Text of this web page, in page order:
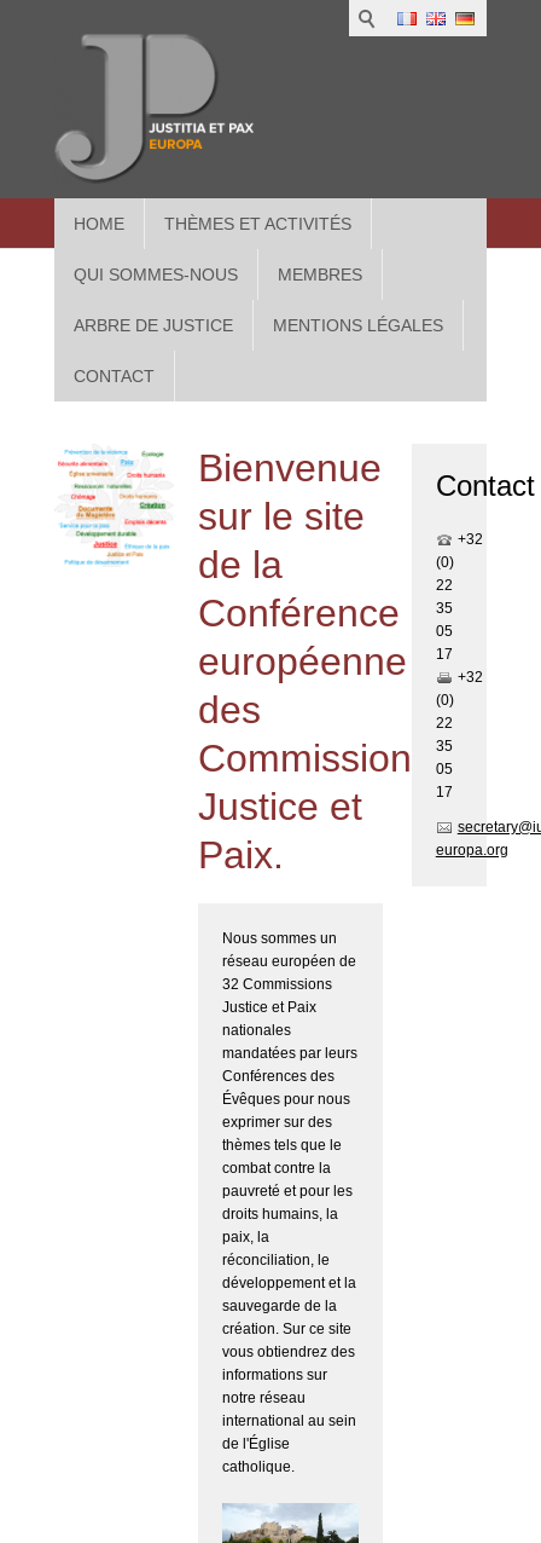
HOME THÈMES ET ACTIVITÉS
QUI SOMMES-NOUS MEMBRES
ARBRE DE JUSTICE MENTIONS LÉGALES
CONTACT
in
Bienvenue
sur le site
de la
Conférence
européenne
des
Commissions
Justice et
Paix.
Nous sommes un
réseau européen de
32 Commissions
Justice et Paix
nationales
mandatées par leurs
Conférences des
Évêques pour nous
exprimer sur des
thèmes tels que le
combat contre la
pauvreté et pour les
droits humains, la
paix, la
réconciliation, le
développement et la
sauvegarde de la
création. Sur ce site
vous obtiendrez des
informations sur
notre réseau
international au sein
de l'Église
catholique.
Contact
+32
(0)
22
35
05
17
+32
(0)
22
35
05
17
europa.org